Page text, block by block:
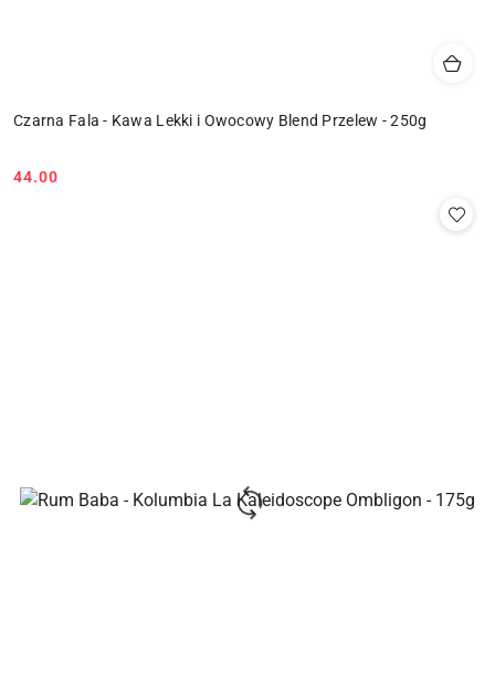
Czarna Fala - Kawa Lekki i Owocowy Blend Przelew - 250g
Cena:
44.00